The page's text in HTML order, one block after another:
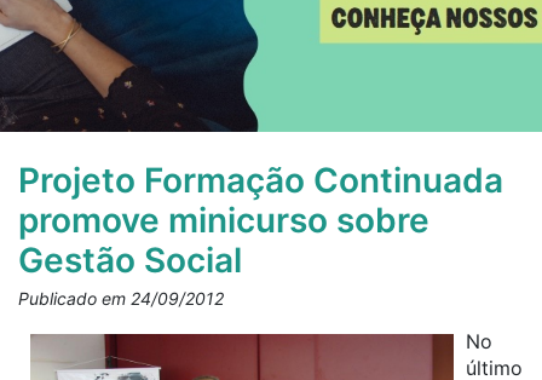
Projeto Formação Continuada
promove minicurso sobre
Gestão Social
Publicado em 24/09/2012
No
último